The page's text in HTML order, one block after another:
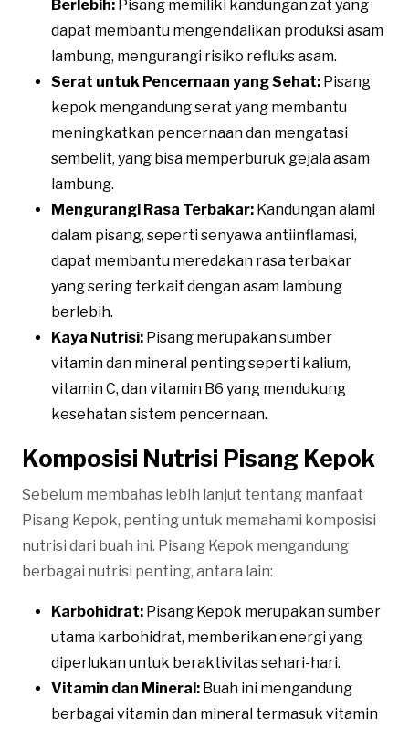
Berlebih: Pisang memiliki kandungan zat yang
dapat membantu mengendalikan produksi asam
lambung, mengurangi risiko refluks asam.
Serat untuk Pencernaan yang Sehat: Pisang
kepok mengandung serat yang membantu
meningkatkan pencernaan dan mengatasi
sembelit, yang bisa memperburuk gejala asam
lambung.
Mengurangi Rasa Terbakar: Kandungan alami
dalam pisang, seperti senyawa antiinflamasi,
dapat membantu meredakan rasa terbakar
yang sering terkait dengan asam lambung
berlebih.
Kaya Nutrisi: Pisang merupakan sumber
vitamin dan mineral penting seperti kalium,
vitamin C, dan vitamin B6 yang mendukung
kesehatan sistem pencernaan.
Komposisi Nutrisi Pisang Kepok
Sebelum membahas lebih lanjut tentang manfaat
Pisang Kepok, penting untuk memahami komposisi
nutrisi dari buah ini. Pisang Kepok mengandung
berbagai nutrisi penting, antara lain:
Karbohidrat: Pisang Kepok merupakan sumber
utama karbohidrat, memberikan energi yang
diperlukan untuk beraktivitas sehari-hari.
Vitamin dan Mineral: Buah ini mengandung
berbagai vitamin dan mineral termasuk vitamin